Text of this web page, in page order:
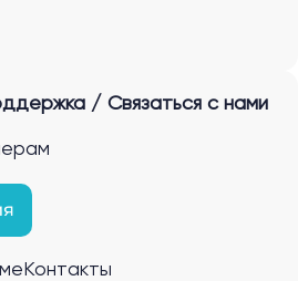
/ Связаться с нами
Контакты